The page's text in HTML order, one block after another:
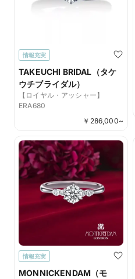
情報充実
TAKEUCHI BRIDAL（タケ
ウチブライダル）
【ロイヤル・アッシャー】
ERA680
￥ 286,000~
情報充実
MONNICKENDAM（モ